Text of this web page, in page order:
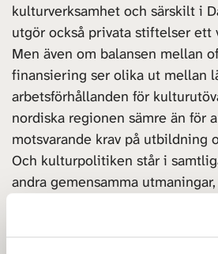
kulturverksamhet och särskilt i
utgör också privata stiftelser
Men även om balansen mellan
finansiering ser olika ut mellan
arbetsförhållanden för
nordiska regionen sämre än för
motsvarande krav på utbildning
Och kulturpolitiken står i
andra gemensamma
digitaliseringens konsekvenser
under coronapandemin. Så